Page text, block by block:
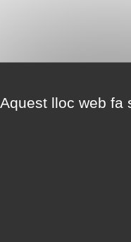
Aquest lloc web fa